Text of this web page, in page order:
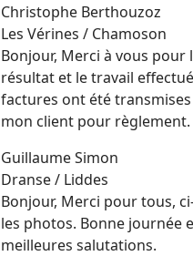
Christophe Berthouzoz
Les Vérines / Chamoson
Bonjour, Merci à vous pour
résultat et le travail
factures ont été transmises
mon client pour règlement.
Guillaume Simon
Dranse / Liddes
Bonjour, Merci pour tous,
les photos. Bonne journée
meilleures salutations.